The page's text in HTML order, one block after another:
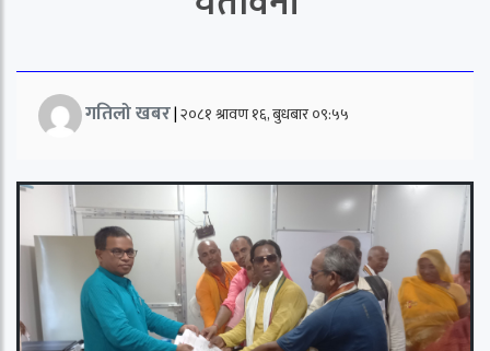
गतिलो खबर|२०८१ श्रावण १६, बुधबार ०९:५५